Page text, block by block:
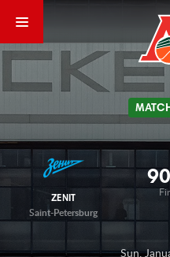
ZENIT
Saint-Petersburg
90
Sun,